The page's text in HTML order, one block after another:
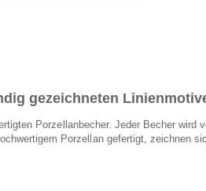
gezeichneten
Porzellanbecher. Jeder Becher
Porzellan gefertigt, zeichnen